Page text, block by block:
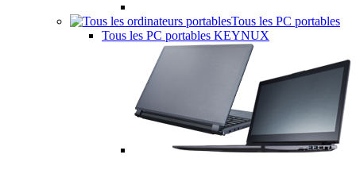
Tous les PC portables
Tous les PC portables KEYNUX